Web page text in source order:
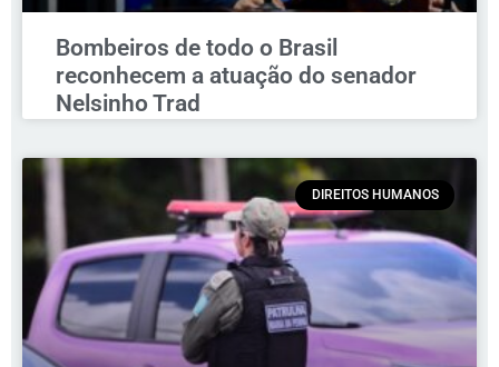
Bombeiros de todo o Brasil
reconhecem a atuação do senador
Nelsinho Trad
DIREITOS HUMANOS